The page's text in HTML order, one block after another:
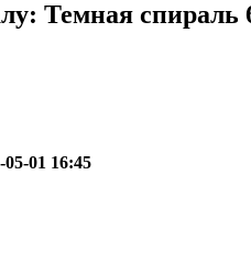
Темная спираль
05-01 16:45